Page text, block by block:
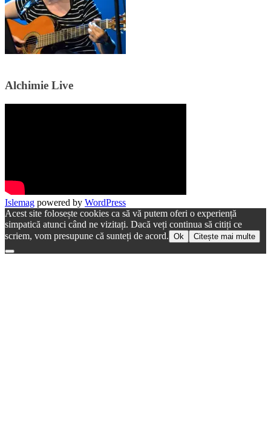
Alchimie Live
Islemag powered by WordPress
Acest site folosește cookies ca să vă putem oferi o experiență
simpatică atunci când ne vizitați. Dacă veți continua să citiți ce
scriem, vom presupune că sunteți de acord. Ok Citește mai multe